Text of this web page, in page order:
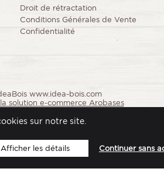
Droit de rétractation
Conditions Générales de Vente
Confidentialité
www.idea-bois.com
la solution e-commerce Arobases
sur notre site.
Afficher les détails Continuer sans